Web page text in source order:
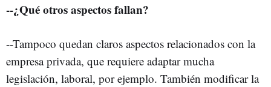
--¿Qué otros aspectos fallan?
--Tampoco quedan claros aspectos relacionados con la
empresa privada, que requiere adaptar mucha
legislación, laboral, por ejemplo. También modificar la